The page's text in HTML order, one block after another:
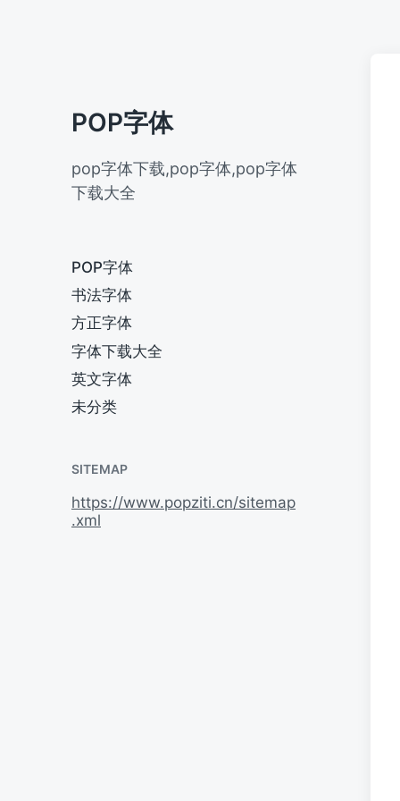
POP字体
pop字体下载,pop字体,pop字体
下载大全
POP字体
书法字体
方正字体
字体下载大全
英文字体
未分类
SITEMAP
https://www.popziti.cn/sitemap
.xml